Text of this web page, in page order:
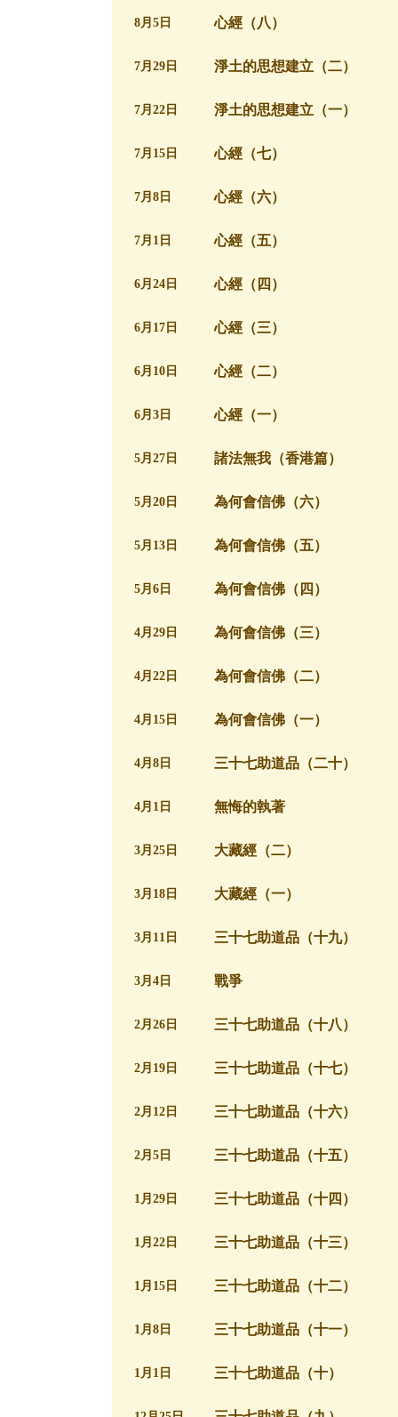
8月5日 心經（八）
7月29日 淨土的思想建立（二）
7月22日 淨土的思想建立（一）
7月15日 心經（七）
7月8日 心經（六）
7月1日 心經（五）
6月24日 心經（四）
6月17日 心經（三）
6月10日 心經（二）
6月3日 心經（一）
5月27日 諸法無我（香港篇）
5月20日 為何會信佛（六）
5月13日 為何會信佛（五）
5月6日 為何會信佛（四）
4月29日 為何會信佛（三）
4月22日 為何會信佛（二）
4月15日 為何會信佛（一）
4月8日 三十七助道品（二十）
4月1日 無悔的執著
3月25日 大藏經（二）
3月18日 大藏經（一）
3月11日 三十七助道品（十九）
3月4日 戰爭
2月26日 三十七助道品（十八）
2月19日 三十七助道品（十七）
2月12日 三十七助道品（十六）
2月5日 三十七助道品（十五）
1月29日 三十七助道品（十四）
1月22日 三十七助道品（十三）
1月15日 三十七助道品（十二）
1月8日 三十七助道品（十一）
1月1日 三十七助道品（十）